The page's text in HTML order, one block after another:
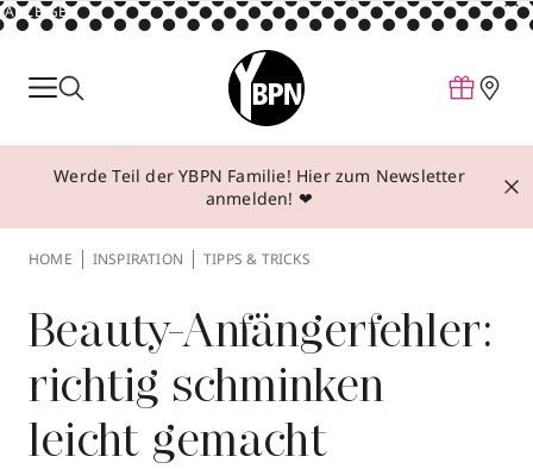
ANZEIGE
Parfum
Make-up
Behandlungen
Über YBPN
Aktionen
Storefinder
Werde Teil der YBPN Familie! Hier zum Newsletter
anmelden! ❤
HOME INSPIRATION TIPPS & TRICKS
Beauty-Anfängerfehler:
richtig schminken
leicht gemacht